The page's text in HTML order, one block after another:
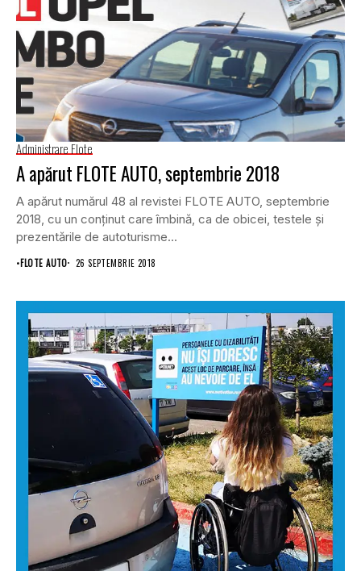
Administrare Flote
A apărut FLOTE AUTO, septembrie 2018
A apărut numărul 48 al revistei FLOTE AUTO, septembrie
2018, cu un conţinut care îmbină, ca de obicei, testele şi
prezentările de autoturisme...
•FLOTE AUTO 26 SEPTEMBRIE 2018